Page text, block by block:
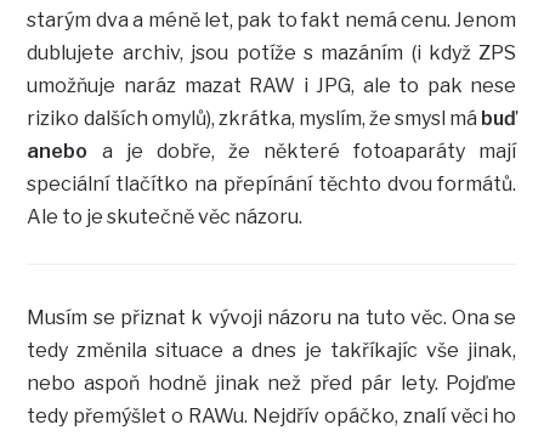
starým dva a méně let, pak to fakt nemá cenu. Jenom
dublujete archiv, jsou potíže s mazáním (i když ZPS
umožňuje naráz mazat RAW i JPG, ale to pak nese
riziko dalších omylů), zkrátka, myslím, že smysl má buď
anebo a je dobře, že některé fotoaparáty mají
speciální tlačítko na přepínání těchto dvou formátů.
Ale to je skutečně věc názoru.
Musím se přiznat k vývoji názoru na tuto věc. Ona se
tedy změnila situace a dnes je takříkajíc vše jinak,
nebo aspoň hodně jinak než před pár lety. Pojďme
tedy přemýšlet o RAWu. Nejdřív opáčko, znalí věci ho